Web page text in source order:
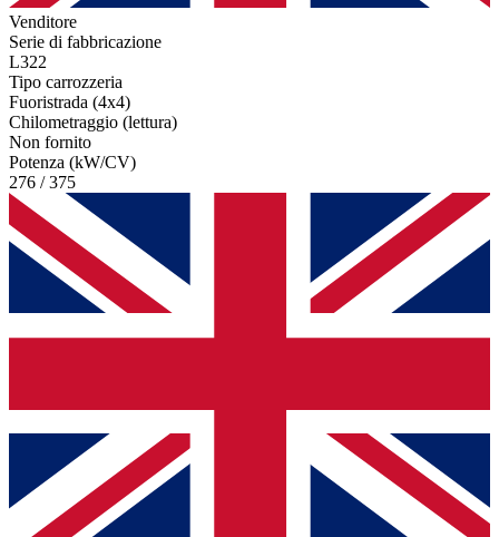
Venditore
Serie di fabbricazione
L322
Tipo carrozzeria
Fuoristrada (4x4)
Chilometraggio (lettura)
Non fornito
Potenza (kW/CV)
276 / 375